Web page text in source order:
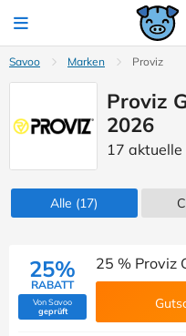
Savoo Marken Proviz
Proviz
2026
17
Alle (17)
25%
RABATT
Von Savoo
geprüft(Von Savoo geprüft)
25 % Proviz